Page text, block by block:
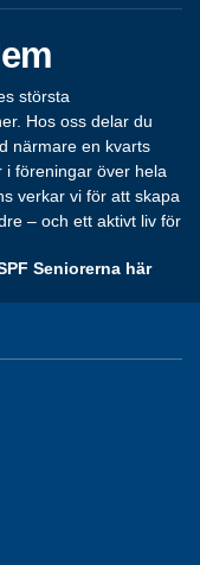
största
Hos oss delar du
närmare en kvarts
i föreningar över hela
verkar vi för att skapa
– och ett aktivt liv för
Seniorerna här